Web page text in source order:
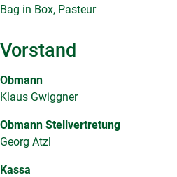
Bag in Box, Pasteur
Vorstand
Obmann
Klaus Gwiggner
Obmann Stellvertretung
Georg Atzl
Kassa